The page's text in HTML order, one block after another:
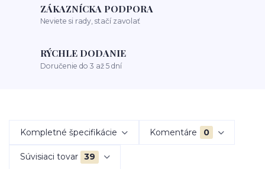
ZÁKAZNÍCKA PODPORA
Neviete si rady, stačí zavolať
RÝCHLE DODANIE
Doručenie do 3 až 5 dní
Kompletné špecifikácie Komentáre 0
Súvisiaci tovar 39